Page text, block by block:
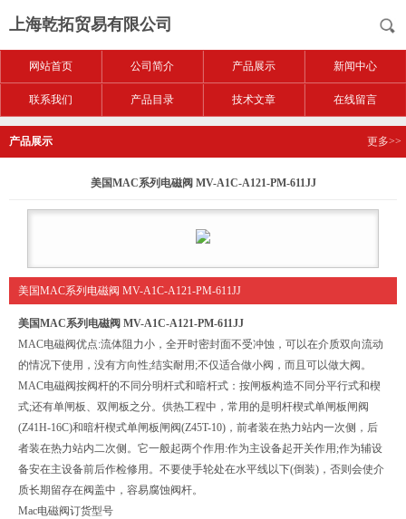
上海乾拓贸易有限公司
网站首页 公司简介 产品展示 新闻中心
联系我们 产品目录 技术文章 在线留言
产品展示 更多>>
美国MAC系列电磁阀 MV-A1C-A121-PM-611JJ
美国MAC系列电磁阀 MV-A1C-A121-PM-611JJ
美国MAC系列电磁阀 MV-A1C-A121-PM-611JJ
MAC电磁阀优点:流体阻力小，全开时密封面不受冲蚀，可以在介质双向流动
的情况下使用，没有方向性;结实耐用;不仅适合做小阀，而且可以做大阀。
MAC电磁阀按阀杆的不同分明杆式和暗杆式：按闸板构造不同分平行式和楔
式;还有单闸板、双闸板之分。供热工程中，常用的是明杆楔式单闸板闸阀
(Z41H-16C)和暗杆楔式单闸板闸阀(Z45T-10)，前者装在热力站内一次侧，后
者装在热力站内二次侧。它一般起两个作用:作为主设备起开关作用;作为辅设
备安在主设备前后作检修用。不要使手轮处在水平线以下(倒装)，否则会使介
质长期留存在阀盖中，容易腐蚀阀杆。
Mac电磁阀订货型号